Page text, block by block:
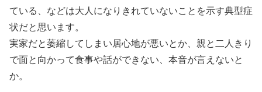
ている、などは大人になりきれていないことを示す典型症
状だと思います。
実家だと萎縮してしまい居心地が悪いとか、親と二人きり
で面と向かって食事や話ができない、本音が言えないと
か。